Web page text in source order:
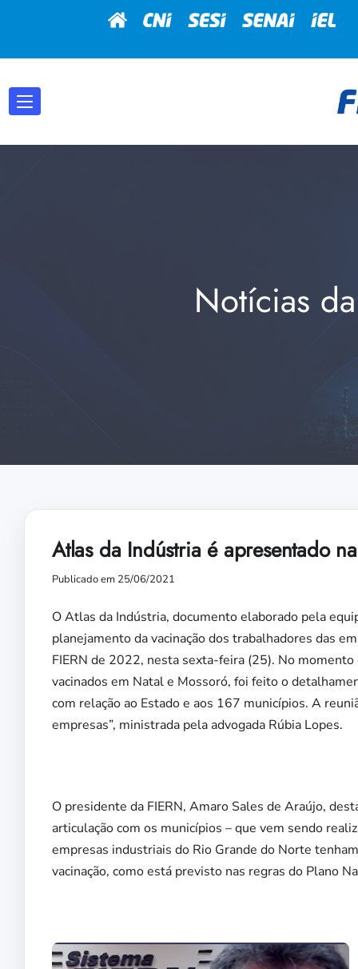
Notícias
Atlas da Indústria é apresentado
Publicado em 25/06/2021
O Atlas da Indústria, documento elaborado pela
planejamento da vacinação dos trabalhadores das
FIERN de 2022, nesta sexta-feira (25). No
vacinados em Natal e Mossoró, foi feito o
com relação ao Estado e aos 167 municípios. A
empresas”, ministrada pela advogada Rúbia Lopes.
O presidente da FIERN, Amaro Sales de Araújo,
articulação com os municípios – que vem sendo
empresas industriais do Rio Grande do Norte
vacinação, como está previsto nas regras do Plano